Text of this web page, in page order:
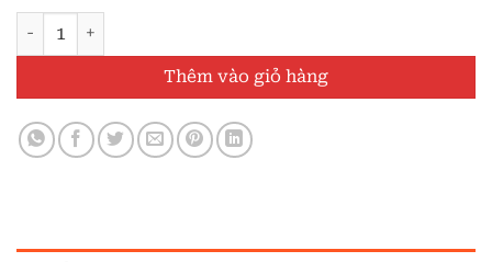
PC Dell Tower ECT1250 - DT-U5-16-512G (Ultra 5-225/
Thêm vào giỏ hàng